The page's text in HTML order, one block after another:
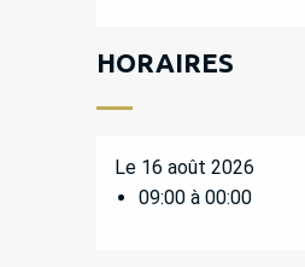
HORAIRES
Le 16 août 2026
09:00 à 00:00